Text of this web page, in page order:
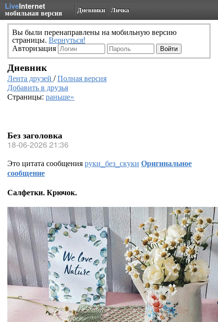
LiveInternet
мобильная версия Дневники Личка
Вы были перенаправлены на мобильную версию
страницы. Вернуться!
Авторизация
Дневник
Лента друзей /Полная версия
Добавить в друзья
Страницы: раньше»
Без заголовка
18-06-2026 21:36
Это цитата сообщенияруки_без_скуки Оригинальное
сообщение
Салфетки. Крючок.